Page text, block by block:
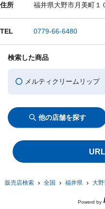
販売店検索 全国 福井県 大
住所 福井県大野市月美町１
TEL 0779-66-6480
検索した商品
メルティクリームリッ
他の店舗を探す
Powerd by